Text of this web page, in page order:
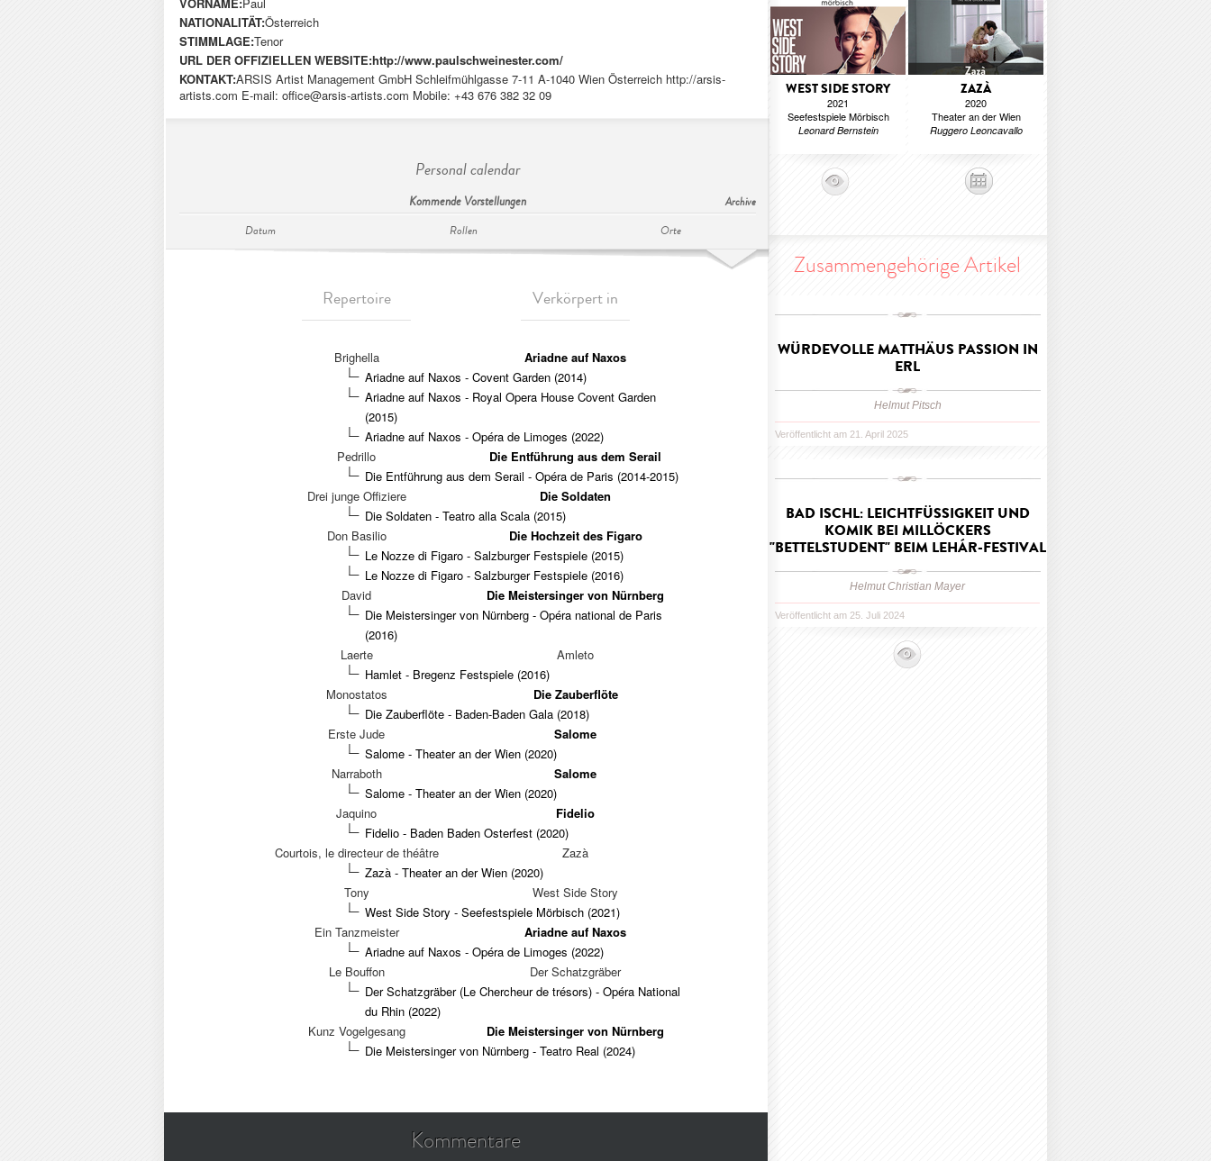
NATIONALITÄT:Österreich
STIMMLAGE:Tenor
URL DER OFFIZIELLEN WEBSITE:http://www.paulschweinester.com/
KONTAKT:ARSIS Artist Management GmbH Schleifmühlgasse 7-11 A-1040 Wien Österreich http://arsis-
artists.com E-mail: office@arsis-artists.com Mobile: +43 676 382 32 09
Personal calendar
Kommende Vorstellungen Archive
Datum Rollen Orte
Repertoire Verkörpert in
Brighella
Ariadne auf Naxos
Ariadne auf Naxos - Covent Garden (2014)
Ariadne auf Naxos - Royal Opera House Covent Garden
(2015)
Ariadne auf Naxos - Opéra de Limoges (2022)
Pedrillo
Die Entführung aus dem Serail
Die Entführung aus dem Serail - Opéra de Paris (2014-2015)
Drei junge Offiziere
Die Soldaten
Die Soldaten - Teatro alla Scala (2015)
Don Basilio
Die Hochzeit des Figaro
Le Nozze di Figaro - Salzburger Festspiele (2015)
Le Nozze di Figaro - Salzburger Festspiele (2016)
David
Die Meistersinger von Nürnberg
Die Meistersinger von Nürnberg - Opéra national de Paris
(2016)
Laerte
Amleto
Hamlet - Bregenz Festspiele (2016)
Monostatos
Die Zauberflöte
Die Zauberflöte - Baden-Baden Gala (2018)
Erste Jude
Salome
Salome - Theater an der Wien (2020)
Narraboth
Salome
Salome - Theater an der Wien (2020)
Jaquino
Fidelio
Fidelio - Baden Baden Osterfest (2020)
Courtois, le directeur de théâtre
Zazà
Zazà - Theater an der Wien (2020)
Tony
West Side Story
West Side Story - Seefestspiele Mörbisch (2021)
Ein Tanzmeister
Ariadne auf Naxos
Ariadne auf Naxos - Opéra de Limoges (2022)
Le Bouffon
Der Schatzgräber
Der Schatzgräber (Le Chercheur de trésors) - Opéra National
du Rhin (2022)
Kunz Vogelgesang
Die Meistersinger von Nürnberg
Die Meistersinger von Nürnberg - Teatro Real (2024)
Kommentare
WEST SIDE STORY
2021
Seefestspiele Mörbisch
Leonard Bernstein
ZAZÀ
2020
Theater an der Wien
Ruggero Leoncavallo
Zusammengehörige Artikel
WÜRDEVOLLE MATTHÄUS PASSION IN
ERL
Helmut Pitsch
Veröffentlicht am 21. April 2025
BAD ISCHL: LEICHTFÜSSIGKEIT UND K
OMIK BEI MILLÖCKERS "
BETTELSTUDENT" BEIM LEHÁR-FESTIVAL
Helmut Christian Mayer
Veröffentlicht am 25. Juli 2024